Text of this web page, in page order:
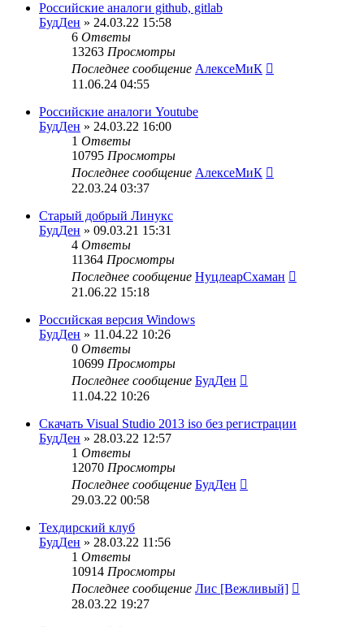
Российские аналоги github, gitlab
БудДен » 24.03.22 15:58
6 Ответы
13263 Просмотры
Последнее сообщение АлексеМиК
11.06.24 04:55
Российские аналоги Youtube
БудДен » 24.03.22 16:00
1 Ответы
10795 Просмотры
Последнее сообщение АлексеМиК
22.03.24 03:37
Старый добрый Линукс
БудДен » 09.03.21 15:31
4 Ответы
11364 Просмотры
Последнее сообщение НуцлеарСхаман
21.06.22 15:18
Российская версия Windows
БудДен » 11.04.22 10:26
0 Ответы
10699 Просмотры
Последнее сообщение БудДен
11.04.22 10:26
Скачать Visual Studio 2013 iso без регистрации
БудДен » 28.03.22 12:57
1 Ответы
12070 Просмотры
Последнее сообщение БудДен
29.03.22 00:58
Техдирский клуб
БудДен » 28.03.22 11:56
1 Ответы
10914 Просмотры
Последнее сообщение Лис [Вежливый]
28.03.22 19:27